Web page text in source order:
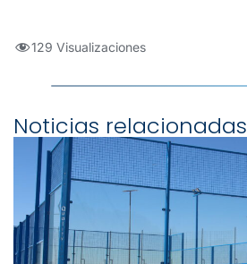
129 Visualizaciones
Noticias relacionadas